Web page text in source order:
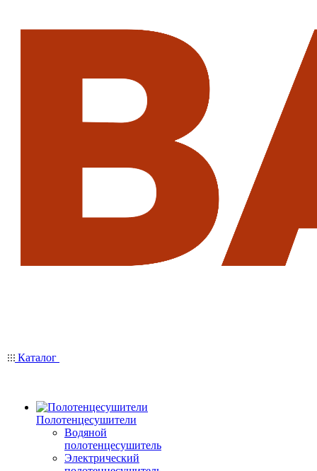
Каталог
Полотенцесушители
Водяной
полотенцесушитель
Электрический